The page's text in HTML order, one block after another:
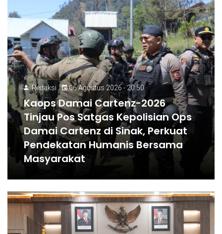
Redaksi 06 Agustus 2026 - 20:50
Kaops Damai Cartenz-2026
Tinjau Pos Satgas Kepolisian Ops
Damai Cartenz di Sinak, Perkuat
Pendekatan Humanis Bersama
Masyarakat